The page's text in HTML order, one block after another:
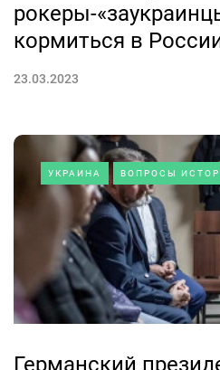
рокеры-
кормиться в
23.03.2023
УКРАИНА ВОПРОСЫ
Германский